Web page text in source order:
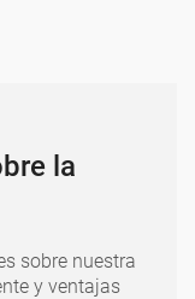
la
sobre nuestra
y ventajas